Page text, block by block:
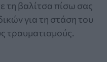
τη βαλίτσα πίσω σας
για τη στάση του
τραυματισμούς.